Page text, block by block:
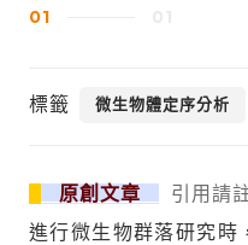
原創文章
引用請
進行微生物群落研究時
01
標籤 微生物體定序分析